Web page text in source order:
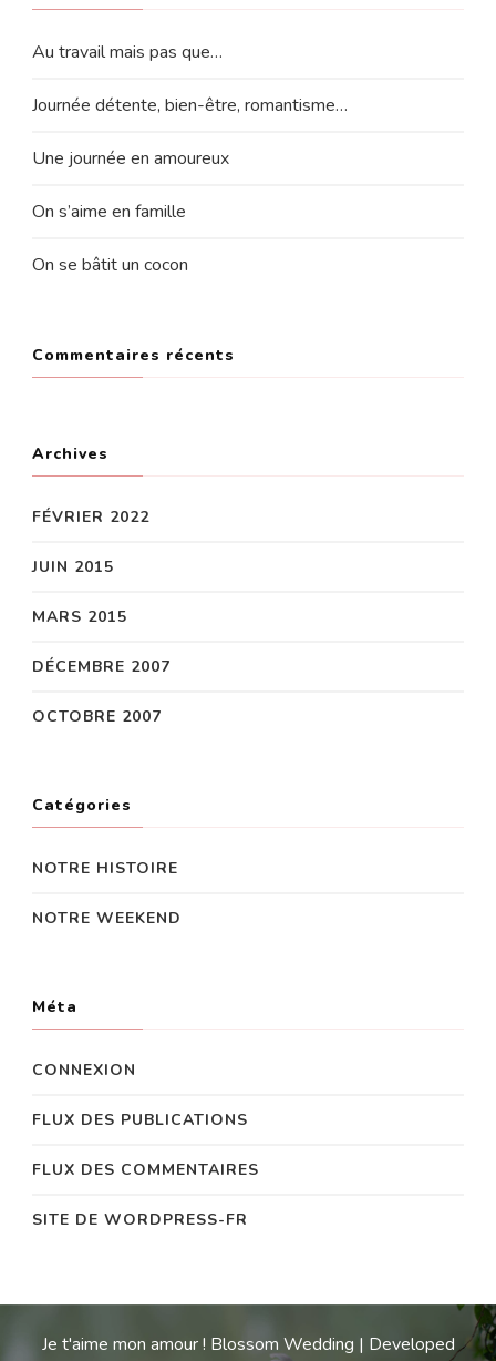
Au travail mais pas que…
Journée détente, bien-être, romantisme…
Une journée en amoureux
On s’aime en famille
On se bâtit un cocon
Commentaires récents
Archives
FÉVRIER 2022
JUIN 2015
MARS 2015
DÉCEMBRE 2007
OCTOBRE 2007
Catégories
NOTRE HISTOIRE
NOTRE WEEKEND
Méta
CONNEXION
FLUX DES PUBLICATIONS
FLUX DES COMMENTAIRES
SITE DE WORDPRESS-FR
Je t'aime mon amour ! Blossom Wedding | Developed